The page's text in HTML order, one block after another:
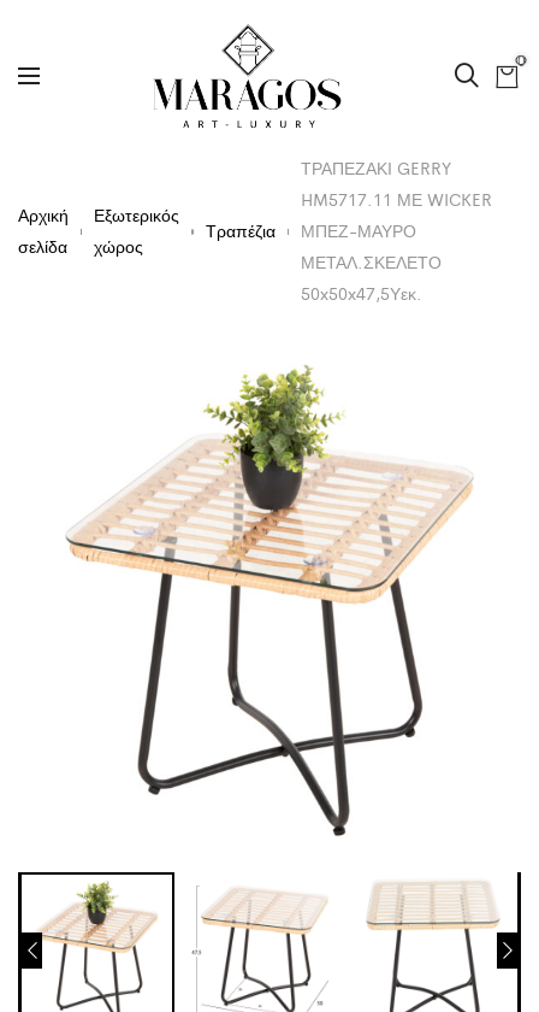
0
Αρχική
σελίδα
Εξωτερικός
χώρος
Τραπέζια
ΤΡΑΠΕΖΑΚΙ GERRY
HM5717.11 ΜΕ WICKER
ΜΠΕΖ-ΜΑΥΡΟ
ΜΕΤΑΛ.ΣΚΕΛΕΤΟ
50x50x47,5Υεκ.